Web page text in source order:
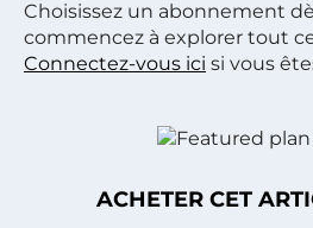
Choisissez un abonnement
commencez à explorer tout
Connectez-vous ici si vous
ACHETER CET